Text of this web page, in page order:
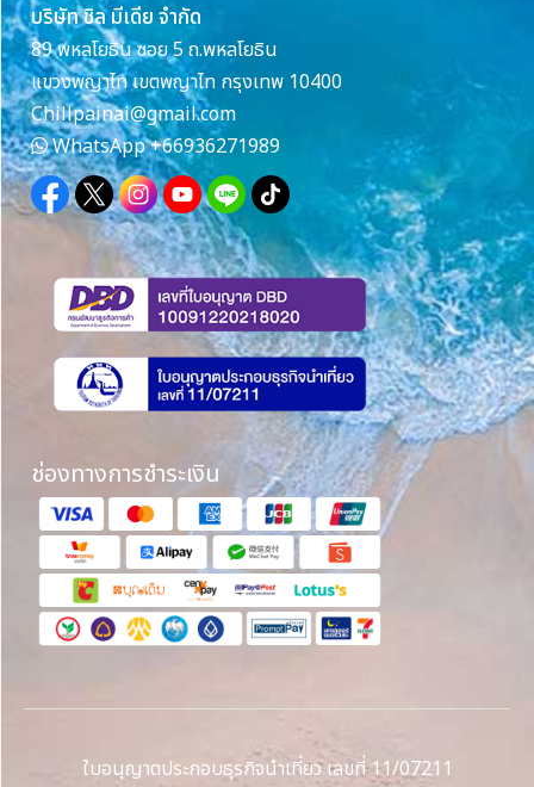
บริษัท ชิล มีเดีย จำกัด
89 พหลโยธิน ซอย 5 ถ.พหลโยธิน
แขวงพญาไท เขตพญาไท กรุงเทพ 10400
Chillpainai@gmail.com
WhatsApp+66936271989
ช่องทางการชำระเงิน
ใบอนุญาตประกอบธุรกิจนำเที่ยว เลขที่ 11/07211